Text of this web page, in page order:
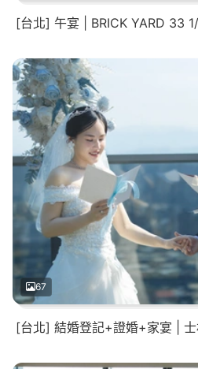
[台北] 午宴 | BRICK YARD 33
67
[台北] 結婚登記+證婚+家宴 |